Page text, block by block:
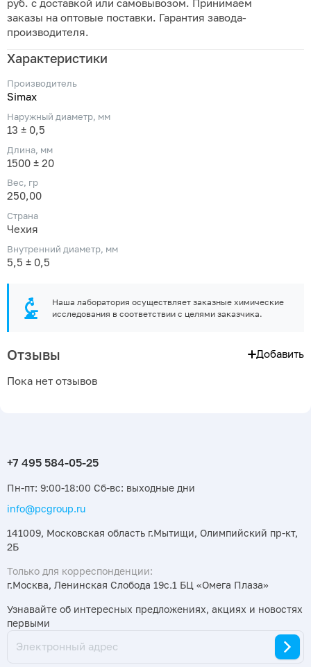
руб. с доставкой или самовывозом. Принимаем
заказы на оптовые поставки. Гарантия завода-
производителя.
Характеристики
Производитель
Simax
Наружный диаметр, мм
13 ± 0,5
Длина, мм
1500 ± 20
Вес, гр
250,00
Страна
Чехия
Внутренний диаметр, мм
5,5 ± 0,5
Наша лаборатория осуществляет заказные химические
исследования в соответствии с целями заказчика.
Отзывы Добавить
Пока нет отзывов
Пн-пт: 9:00-18:00 Сб-вс: выходные дни
info@pcgroup.ru
141009, Московская область г.Мытищи, Олимпийский пр-кт,
2Б
Только для корреспонденции:
г.Москва, Ленинская Слобода 19с.1 БЦ «Омега Плаза»
Узнавайте об интересных предложениях, акциях и новостях
первыми